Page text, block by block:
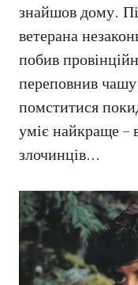
знайшов дому.
ветерана
побив
переповнив
помститися
уміє найкраще –
злочинців…